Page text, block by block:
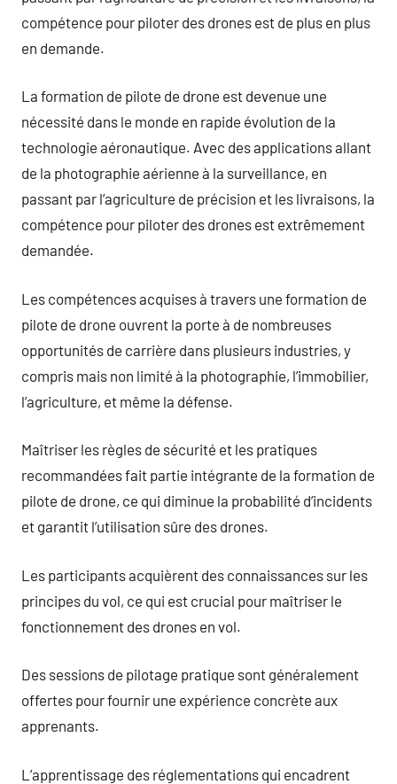
compétence pour piloter des drones est de plus en plus
en demande.
La formation de pilote de drone est devenue une
nécessité dans le monde en rapide évolution de la
technologie aéronautique. Avec des applications allant
de la photographie aérienne à la surveillance, en
passant par l’agriculture de précision et les livraisons, la
compétence pour piloter des drones est extrêmement
demandée.
Les compétences acquises à travers une formation de
pilote de drone ouvrent la porte à de nombreuses
opportunités de carrière dans plusieurs industries, y
compris mais non limité à la photographie, l’immobilier,
l’agriculture, et même la défense.
Maîtriser les règles de sécurité et les pratiques
recommandées fait partie intégrante de la formation de
pilote de drone, ce qui diminue la probabilité d’incidents
et garantit l’utilisation sûre des drones.
Les participants acquièrent des connaissances sur les
principes du vol, ce qui est crucial pour maîtriser le
fonctionnement des drones en vol.
Des sessions de pilotage pratique sont généralement
offertes pour fournir une expérience concrète aux
apprenants.
L’apprentissage des réglementations qui encadrent